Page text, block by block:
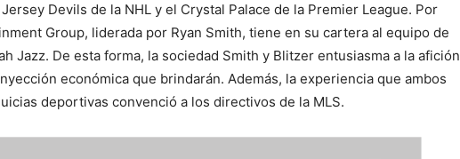
Devils de la NHL y el Crystal Palace de la Premier League. Por
Group, liderada por Ryan Smith, tiene en su cartera al equipo de
Jazz. De esta forma, la sociedad Smith y Blitzer entusiasma a la afición
económica que brindarán. Además, la experiencia que ambos
deportivas convenció a los directivos de la MLS.